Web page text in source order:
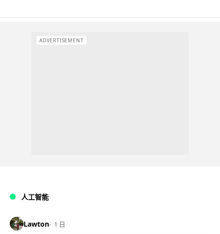
ADVERTISEMENT
人工智能
Lawton 1 日